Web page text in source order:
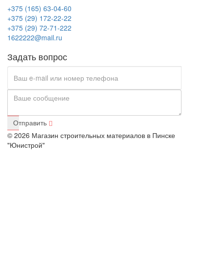
+375 (165) 63-04-60
+375 (29) 172-22-22
+375 (29) 72-71-222
1622222@mail.ru
Задать вопрос
Отправить
© 2026 Магазин строительных материалов в Пинске
"Юнистрой"